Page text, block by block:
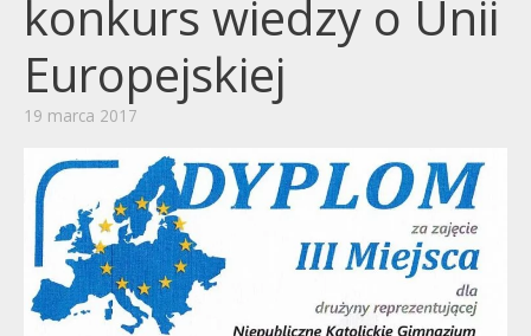
konkurs wiedzy o Unii
Europejskiej
19 marca 2017